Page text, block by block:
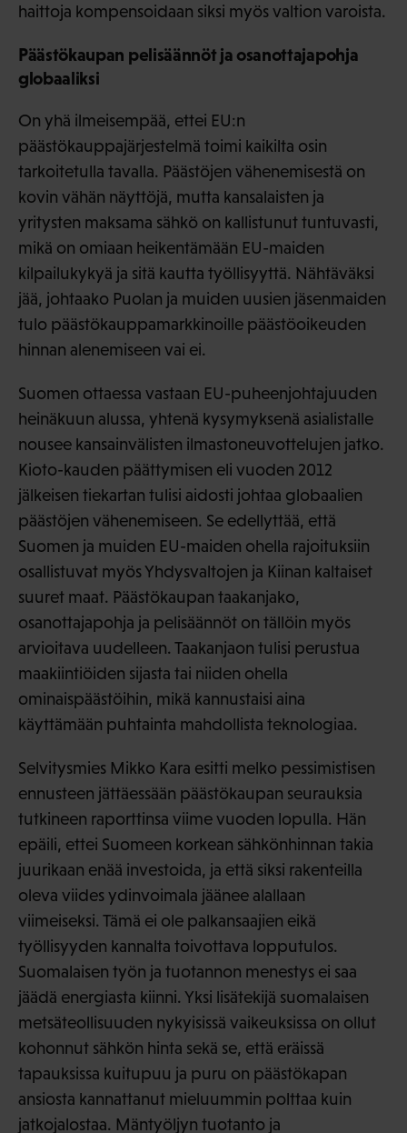
haittoja kompensoidaan siksi myös valtion varoista.
Päästökaupan pelisäännöt ja osanottajapohja
globaaliksi
On yhä ilmeisempää, ettei EU:n
päästökauppajärjestelmä toimi kaikilta osin
tarkoitetulla tavalla. Päästöjen vähenemisestä on
kovin vähän näyttöjä, mutta kansalaisten ja
yritysten maksama sähkö on kallistunut tuntuvasti,
mikä on omiaan heikentämään EU-maiden
kilpailukykyä ja sitä kautta työllisyyttä. Nähtäväksi
jää, johtaako Puolan ja muiden uusien jäsenmaiden
tulo päästökauppamarkkinoille päästöoikeuden
hinnan alenemiseen vai ei.
Suomen ottaessa vastaan EU-puheenjohtajuuden
heinäkuun alussa, yhtenä kysymyksenä asialistalle
nousee kansainvälisten ilmastoneuvottelujen jatko.
Kioto-kauden päättymisen eli vuoden 2012
jälkeisen tiekartan tulisi aidosti johtaa globaalien
päästöjen vähenemiseen. Se edellyttää, että
Suomen ja muiden EU-maiden ohella rajoituksiin
osallistuvat myös Yhdysvaltojen ja Kiinan kaltaiset
suuret maat. Päästökaupan taakanjako,
osanottajapohja ja pelisäännöt on tällöin myös
arvioitava uudelleen. Taakanjaon tulisi perustua
maakiintiöiden sijasta tai niiden ohella
ominaispäästöihin, mikä kannustaisi aina
käyttämään puhtainta mahdollista teknologiaa.
Selvitysmies Mikko Kara esitti melko pessimistisen
ennusteen jättäessään päästökaupan seurauksia
tutkineen raporttinsa viime vuoden lopulla. Hän
epäili, ettei Suomeen korkean sähkönhinnan takia
juurikaan enää investoida, ja että siksi rakenteilla
oleva viides ydinvoimala jäänee alallaan
viimeiseksi. Tämä ei ole palkansaajien eikä
työllisyyden kannalta toivottava lopputulos.
Suomalaisen työn ja tuotannon menestys ei saa
jäädä energiasta kiinni. Yksi lisätekijä suomalaisen
metsäteollisuuden nykyisissä vaikeuksissa on ollut
kohonnut sähkön hinta sekä se, että eräissä
tapauksissa kuitupuu ja puru on päästökapan
ansiosta kannattanut mieluummin polttaa kuin
jatkojalostaa. Mäntyöljyn tuotanto ja